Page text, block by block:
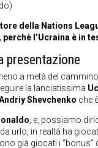
della Nations
l’Ucraina è in
presentazione
a metà del
la lanciatissima
Shevchenko che
, e, possiamo
urlo, in realtà ha
già giocati i